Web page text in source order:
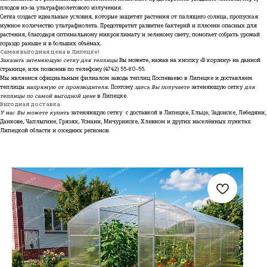
плодов из-за ультрафиолетового излучения.
Сетка создаст идеальные условия, которые защитят растения от палящего солнца, пропуская
нужное количество ультрафиолета. Предотвратит развитие бактерий и плесени опасных для
растения, благодаря оптимальному микроклимату и зеленому свету, помогает собрать урожай
гораздо раньше и в больших объёмах.
Самая выгодная цена в Липецке!
Заказать затеняющую сетку для теплицыВы можете, нажав на кнопку «В корзину» на данной
странице, или позвонив по телефону(4742) 55-80-55
Мы являемся официальным филиалом завода теплиц Поспеваево в Липецке и доставляем
теплицы напрямую от производителя. Поэтому здесь Вы получаетезатеняющую сетку для
теплицы по самой выгодной ценев Липецке.
Выгодная доставка
У нас Вы можете купитьзатеняющую сетку с доставкой в Липецке, Ельце, Задонске, Лебедяни,
Данкове, Чаплыгине, Грязях, Усмани, Мичуринске, Хлевном и других населённых пунктах
Липецкой области и соседних регионов.